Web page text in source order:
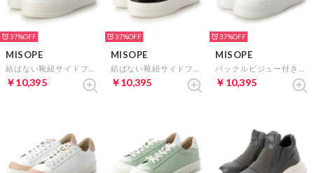
37%
MISOPE
￥10,395
37%
MISOPE
￥10,395
37%
MISOPE
￥10,395